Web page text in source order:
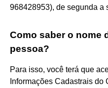
968428953), de segunda a
Como saber o nome
pessoa?
Para isso, você terá que
Informações Cadastrais do